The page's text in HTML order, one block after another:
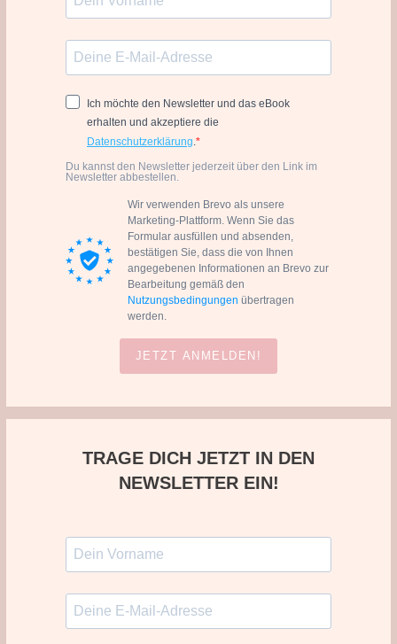
Ich möchte den Newsletter und das eBook
erhalten und akzeptiere die
Datenschutzerklärung.
Du kannst den Newsletter jederzeit über den Link im
Newsletter abbestellen.
Wir verwenden Brevo als unsere
Marketing-Plattform. Wenn Sie das
Formular ausfüllen und absenden,
bestätigen Sie, dass die von Ihnen
angegebenen Informationen an Brevo zur
Bearbeitung gemäß den
Nutzungsbedingungen übertragen
werden.
JETZT ANMELDEN!
TRAGE DICH JETZT IN DEN
NEWSLETTER EIN!